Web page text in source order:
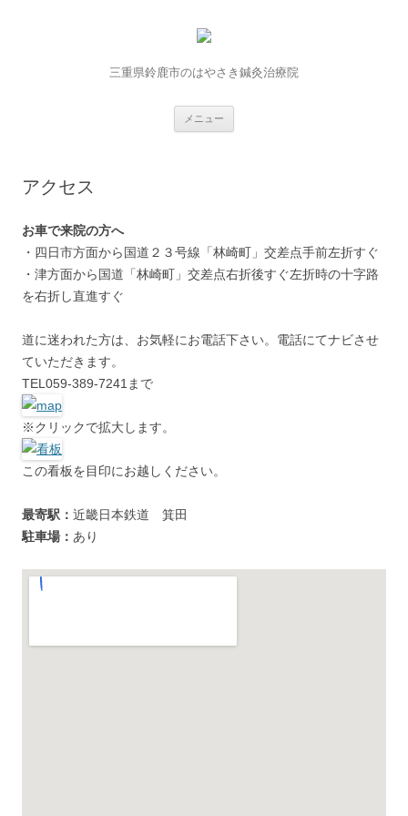
三重県鈴鹿市のはやさき鍼灸治療院
メニュー
アクセス
お車で来院の方へ
・四日市方面から国道２３号線「林崎町」交差点手前左折すぐ
・津方面から国道「林崎町」交差点右折後すぐ左折時の十字路
を右折し直進すぐ
道に迷われた方は、お気軽にお電話下さい。電話にてナビさせ
ていただきます。
TEL059-389-7241まで
※クリックで拡大します。
この看板を目印にお越しください。
最寄駅： 近畿日本鉄道 箕田
駐車場： あり